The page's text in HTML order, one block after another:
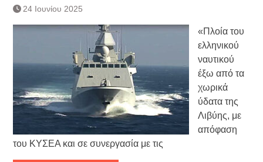
24 Ιουνίου 2025
«Πλοία του
ελληνικού
ναυτικού
έξω από τα
χωρικά
ύδατα της
Λιβύης, με
απόφαση
του ΚΥΣΕΑ και σε συνεργασία με τις